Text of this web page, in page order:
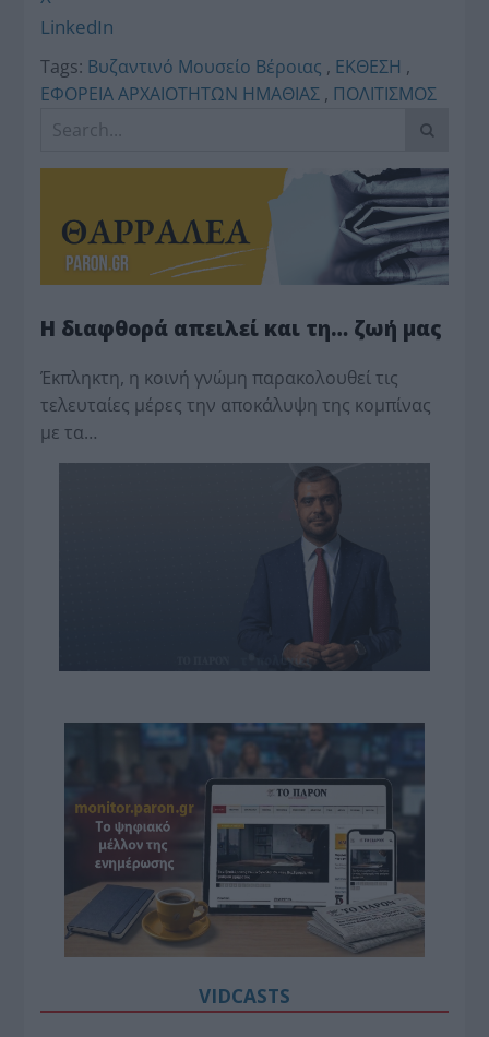
LinkedIn
Tags: Βυζαντινό Μουσείο Βέροιας , ΕΚΘΕΣΗ ,
ΕΦΟΡΕΙΑ ΑΡΧΑΙΟΤΗΤΩΝ ΗΜΑΘΙΑΣ , ΠΟΛΙΤΙΣΜΟΣ
Η διαφθορά απειλεί και τη… ζωή μας
Έκπληκτη, η κοινή γνώμη παρακολουθεί τις
τελευταίες μέρες την αποκάλυψη της κο­μπίνας
με τα…
VIDCASTS